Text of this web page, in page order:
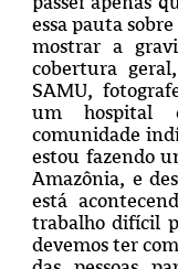
essa pauta
mostrar a
cobertura
SAMU,
um hospital
comunidade
estou fazendo
Amazônia, e
está
trabalho difícil
devemos ter